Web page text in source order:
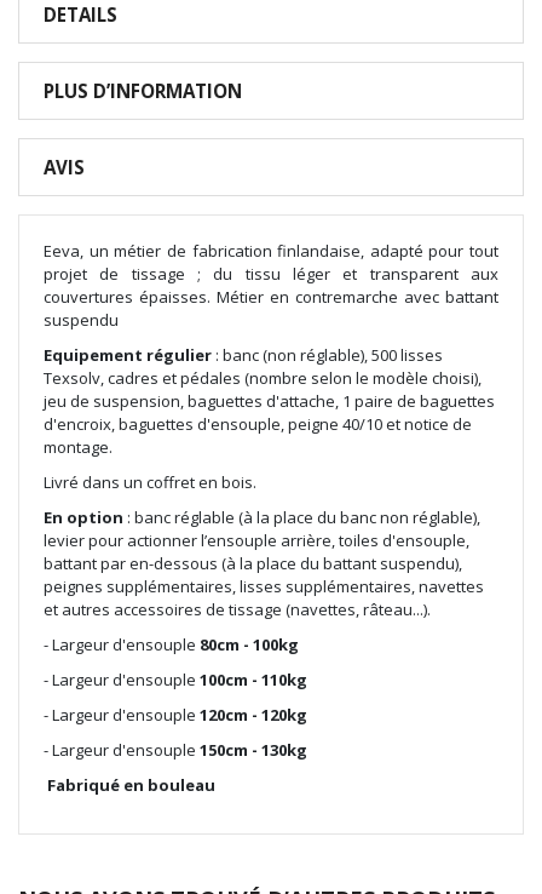
DETAILS
PLUS D’INFORMATION
AVIS
Eeva, un métier de fabrication finlandaise, adapté pour tout
projet de tissage ; du tissu léger et transparent aux
couvertures épaisses. Métier en contremarche avec battant
suspendu
Equipement régulier : banc (non réglable), 500 lisses
Texsolv, cadres et pédales (nombre selon le modèle choisi),
jeu de suspension, baguettes d'attache, 1 paire de baguettes
d'encroix, baguettes d'ensouple, peigne 40/10 et notice de
montage.
Livré dans un coffret en bois.
En option : banc réglable (à la place du banc non réglable),
levier pour actionner l’ensouple arrière, toiles d'ensouple,
battant par en-dessous (à la place du battant suspendu),
peignes supplémentaires, lisses supplémentaires, navettes
et autres accessoires de tissage (navettes, râteau...).
- Largeur d'ensouple 80cm - 100kg
- Largeur d'ensouple 100cm - 110kg
- Largeur d'ensouple 120cm - 120kg
- Largeur d'ensouple 150cm - 130kg
Fabriqué en bouleau